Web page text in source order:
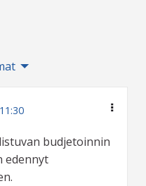
budjetoinnin
edennyt